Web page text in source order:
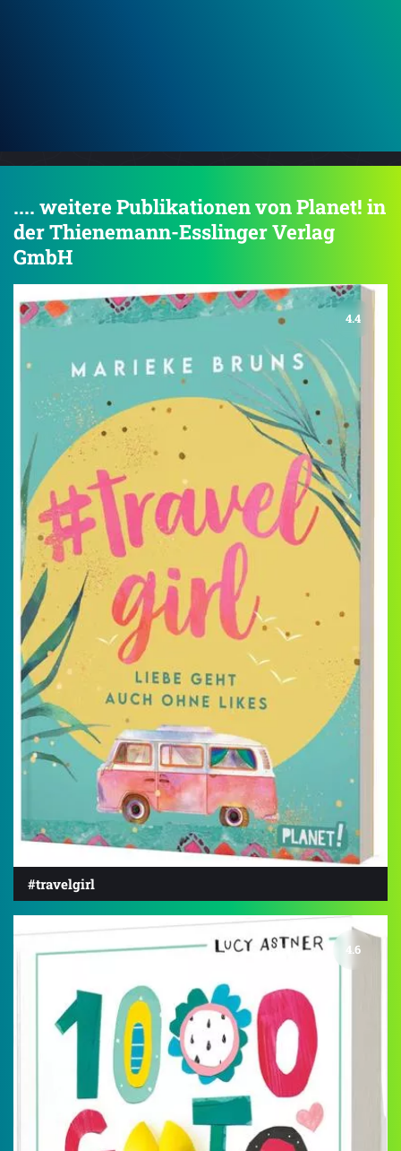
.... weitere Publikationen von Planet! in
der Thienemann-Esslinger Verlag
GmbH
4.4
#travelgirl
4.6